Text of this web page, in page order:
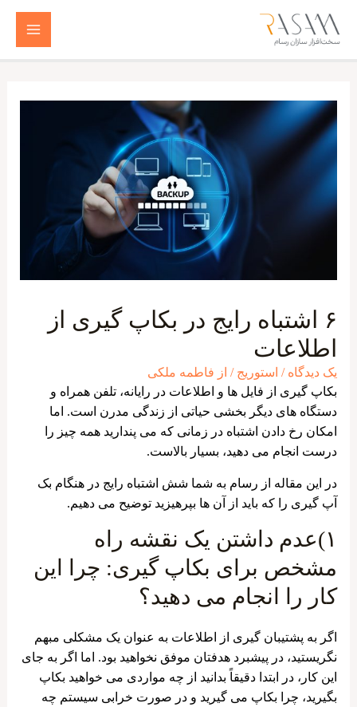
Main
۶ اشتباه رایج در بکاپ گیری از
اطلاعات
یک دیدگاه / استوریج / از فاطمه ملکی
بکاپ گیری از فایل ها و اطلاعات در رایانه، تلفن همراه و
دستگاه‌ های دیگر بخشی حیاتی از زندگی مدرن است. اما
امکان رخ دادن اشتباه در زمانی که می ‌پندارید همه چیز را
درست انجام می ‌دهید، بسیار بالاست.
در این مقاله از رسام به شما شش اشتباه رایج در هنگام بک
آپ گیری را که باید از آن‌ ها بپرهیزید توضیح می ‌دهیم.
۱)عدم داشتن یک نقشه راه
مشخص برای بکاپ گیری: چرا این
کار را انجام می ‌دهید؟
اگر به پشتیبان ‌گیری از اطلاعات به عنوان یک مشکلی مبهم
نگریستید، در پیشبرد هدفتان موفق‌ نخواهید بود. اما اگر به جای
این کار، در ابتدا دقیقاً بدانید از چه مواردی می خواهید بکاپ
بگیرید، چرا بکاپ می گیرید و در صورت خرابی سیستم چه